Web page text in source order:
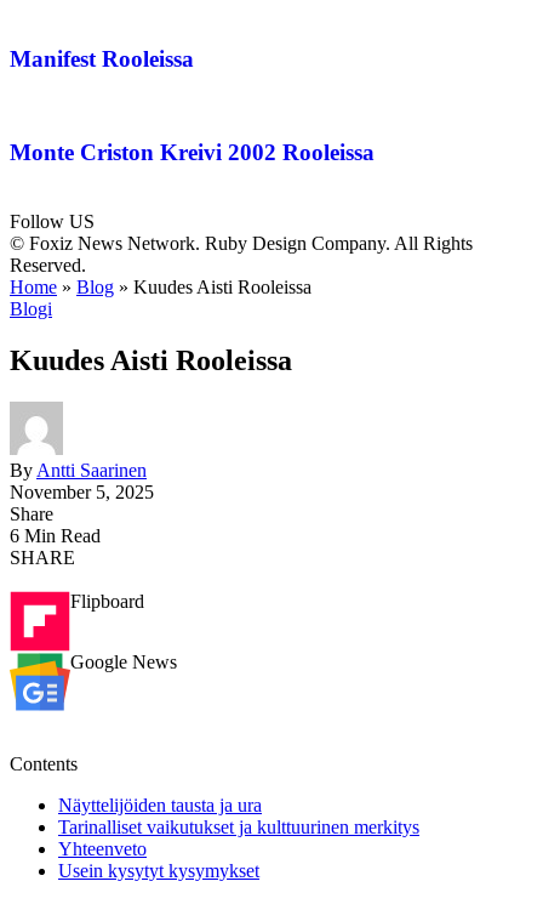
Manifest Rooleissa
Monte Criston Kreivi 2002 Rooleissa
Follow US
© Foxiz News Network. Ruby Design Company. All Rights
Reserved.
Home » Blog » Kuudes Aisti Rooleissa
Blogi
Kuudes Aisti Rooleissa
By Antti Saarinen
November 5, 2025
Share
6 Min Read
SHARE
Flipboard
Google News
Contents
Näyttelijöiden tausta ja ura
Tarinalliset vaikutukset ja kulttuurinen merkitys
Yhteenveto
Usein kysytyt kysymykset